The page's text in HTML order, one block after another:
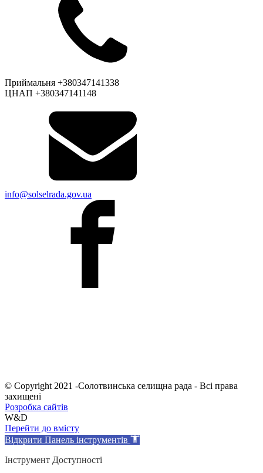
Приймальня +380347141338
ЦНАП +380347141148
info@solselrada.gov.ua
© Copyright 2021 -Солотвинська селищна рада - Всі права
захищені
Розробка сайтів
W&D
Перейти до вмісту
Відкрити Панель інструментів
Інструмент Доступності